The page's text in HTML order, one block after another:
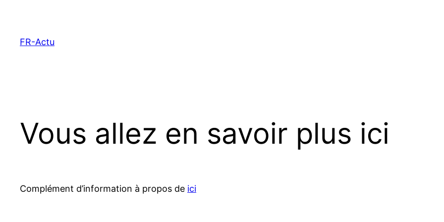
contenu
FR-Actu
Vous allez en savoir plus ici
Complément d’information à propos de ici